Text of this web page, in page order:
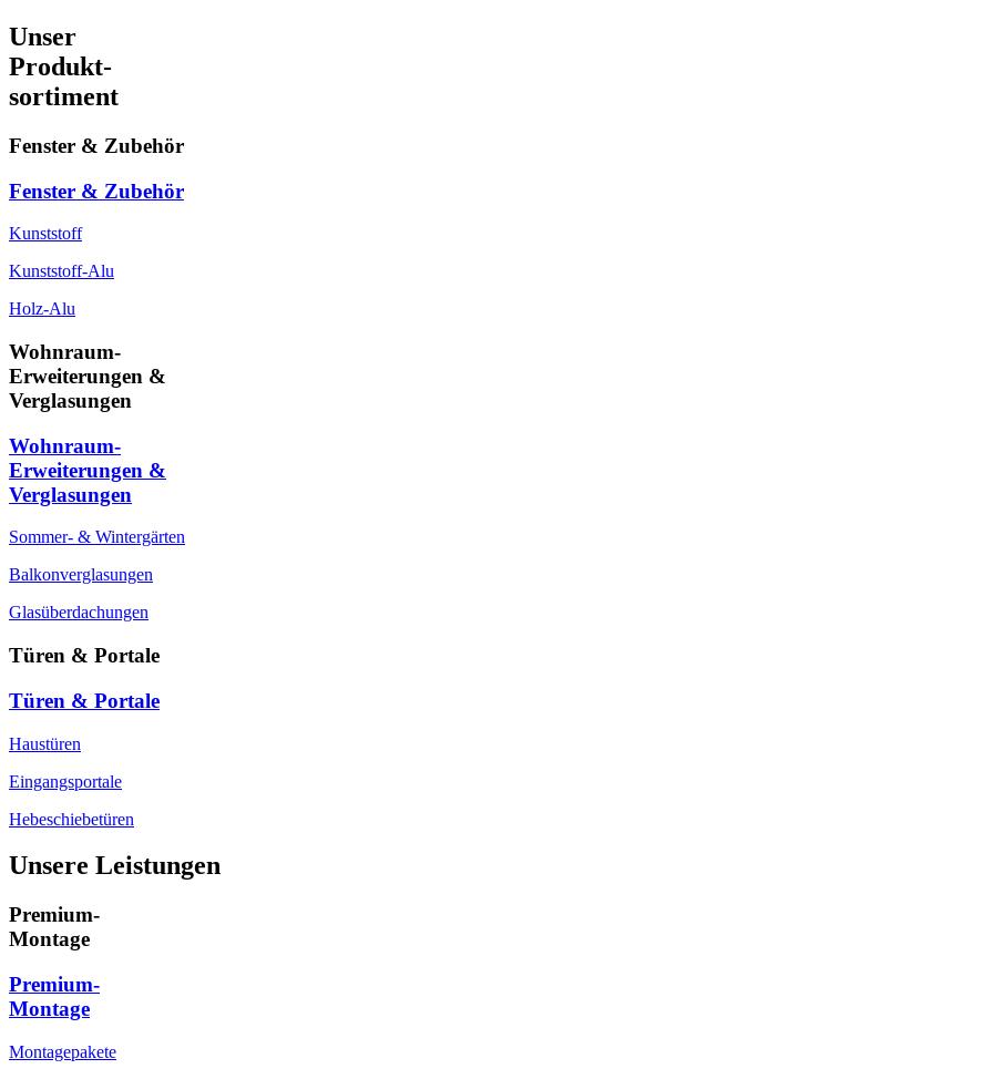
Unser
Produkt-
sortiment
Fenster & Zubehör
Fenster & Zubehör
Kunststoff
Kunststoff-Alu
Holz-Alu
Wohnraum-
Erweiterungen &
Verglasungen
Wohnraum-
Erweiterungen &
Verglasungen
Sommer- & Wintergärten
Balkonverglasungen
Glasüberdachungen
Türen & Portale
Türen & Portale
Haustüren
Eingangsportale
Hebeschiebetüren
Unsere Leistungen
Premium-
Montage
Premium-
Montage
Montagepakete